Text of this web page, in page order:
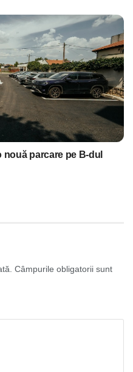
nouă parcare pe B-dul
Câmpurile obligatorii sunt